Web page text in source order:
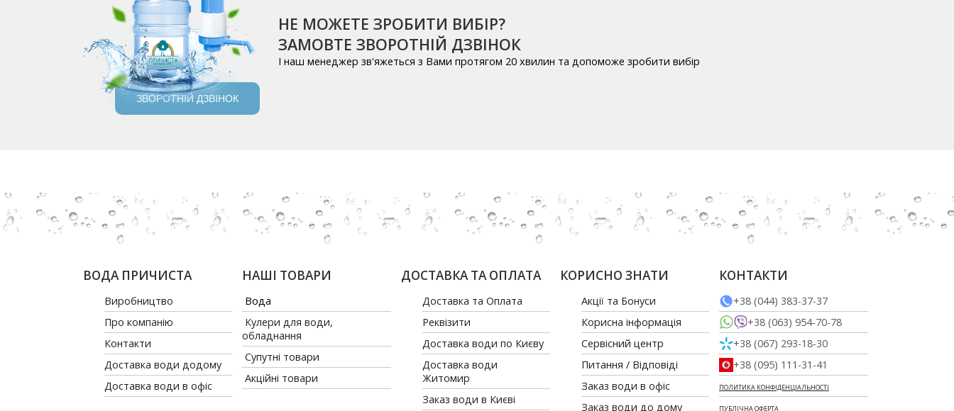
НЕ МОЖЕТЕ ЗРОБИТИ ВИБІР?
ЗАМОВТЕ ЗВОРОТНІЙ ДЗВІНОК
І наш менеджер зв'яжеться з Вами протягом 20 хвилин та допоможе зробити вибір
ЗВОРОТНІЙ ДЗВІНОК
ВОДА ПРИЧИСТА
Виробництво
Про компанію
Контакти
Доставка води додому
Доставка води в офіс
НАШІ ТОВАРИ
Вода
Кулери для води,
обладнання
Супутні товари
Акційні товари
ДОСТАВКА ТА ОПЛАТА
Доставка та Оплата
Реквізити
Доставка води по Києву
Доставка води
Житомир
Заказ води в Києві
КОРИСНО ЗНАТИ
Акції та Бонуси
Корисна інформація
Сервісний центр
Питання / Відповіді
Заказ води в офіс
Заказ води до дому
КОНТАКТИ
+38 (044) 383-37-37
+38 (063) 954-70-78
+38 (067) 293-18-30
+38 (095) 111-31-41
ПОЛИТИКА КОНФІДЕНЦІАЛЬНОСТІ
ПУБЛІЧНА ОФЕРТА